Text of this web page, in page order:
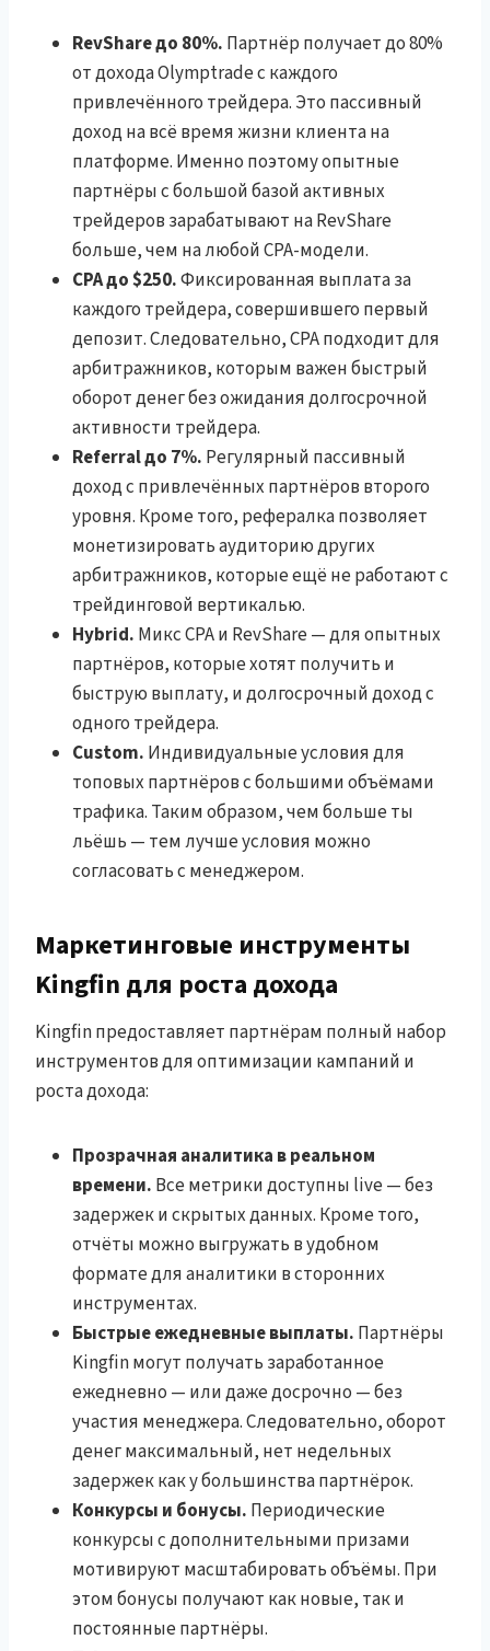
RevShare до 80%. Партнёр получает до 80%
от дохода Olymptrade с каждого
привлечённого трейдера. Это пассивный
доход на всё время жизни клиента на
платформе. Именно поэтому опытные
партнёры с большой базой активных
трейдеров зарабатывают на RevShare
больше, чем на любой CPA-модели.
CPA до $250.Фиксированная выплата за
каждого трейдера, совершившего первый
депозит. Следовательно, CPA подходит для
арбитражников, которым важен быстрый
оборот денег без ожидания долгосрочной
активности трейдера.
Referral до 7%. Регулярный пассивный
доход с привлечённых партнёров второго
уровня. Кроме того, рефералка позволяет
монетизировать аудиторию других
арбитражников, которые ещё не работают с
трейдинговой вертикалью.
Hybrid. Микс CPA и RevShare — для опытных
партнёров, которые хотят получить и
быструю выплату, и долгосрочный доход с
одного трейдера.
Custom. Индивидуальные условия для
топовых партнёров с большими объёмами
трафика. Таким образом, чем больше ты
льёшь — тем лучше условия можно
согласовать с менеджером.
Маркетинговые инструменты
Kingfin для роста дохода
Kingfin предоставляет партнёрам полный набор
инструментов для оптимизации кампаний и
роста дохода:
Прозрачная аналитика в реальном
времени. Все метрики доступны live — без
задержек и скрытых данных. Кроме того,
отчёты можно выгружать в удобном
формате для аналитики в сторонних
инструментах.
Быстрые ежедневные выплаты. Партнёры
Kingfin могут получать заработанное
ежедневно — или даже досрочно — без
участия менеджера. Следовательно, оборот
денег максимальный, нет недельных
задержек как у большинства партнёрок.
Конкурсы и бонусы. Периодические
конкурсы с дополнительными призами
мотивируют масштабировать объёмы. При
этом бонусы получают как новые, так и
постоянные партнёры.